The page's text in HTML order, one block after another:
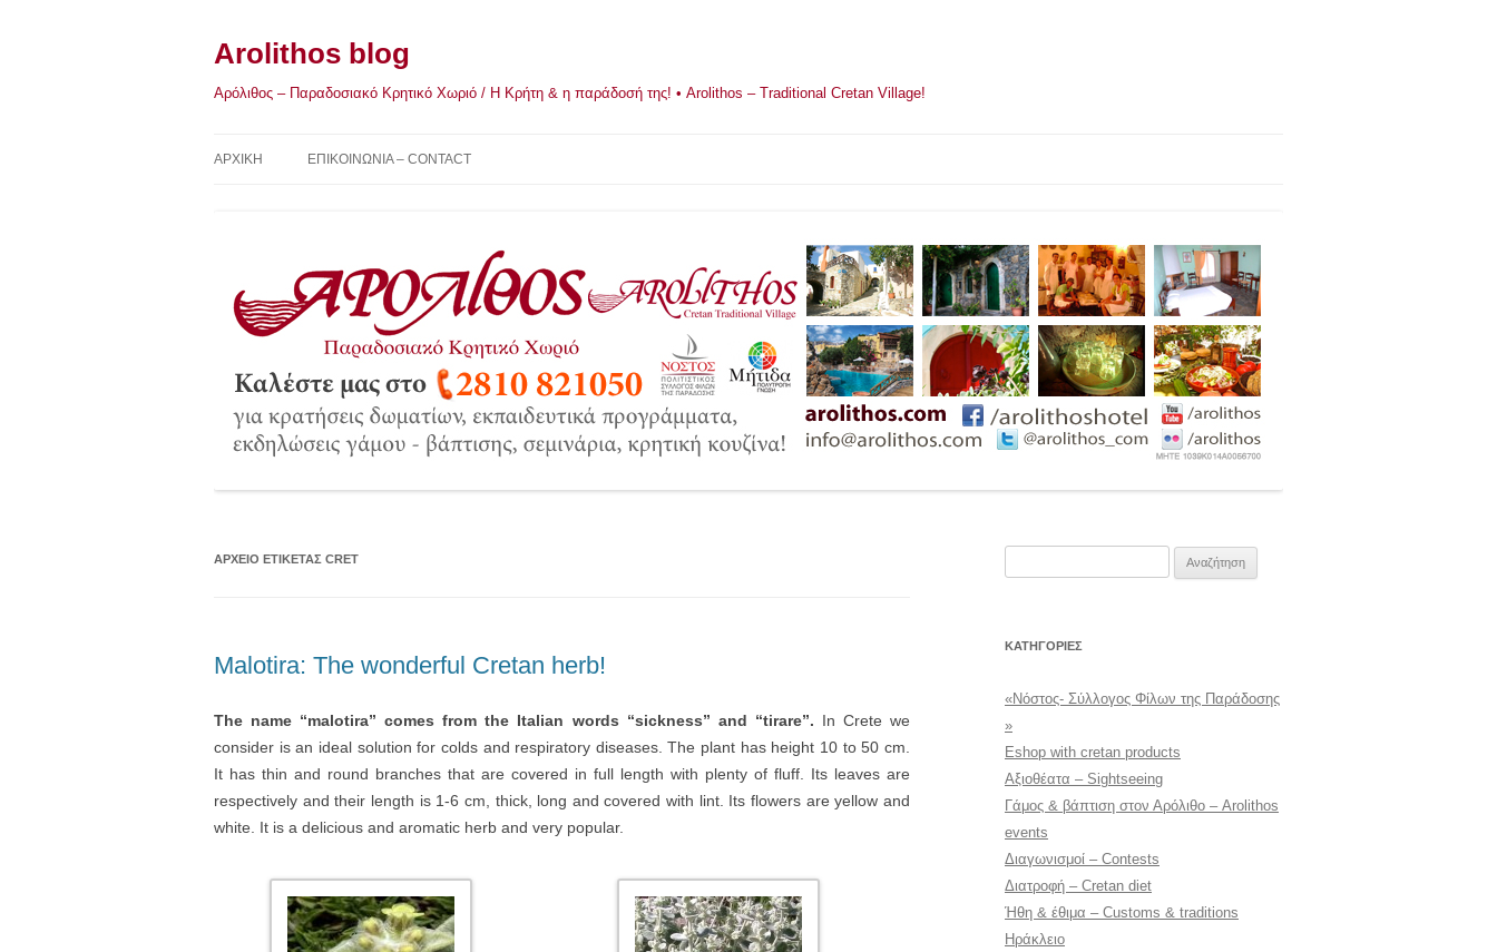
Arolithos blog
Αρόλιθος – Παραδοσιακό Κρητικό Χωριό / Η Κρήτη & η παράδοσή της! • Arolithos – Traditional Cretan Village!
ΑΡΧΙΚΉ ΕΠΙΚΟΙΝΩΝΙΑ – CONTACT
ΑΡΧΕΊΟ ΕΤΙΚΈΤΑΣ CRET
Malotira: The wonderful Cretan herb!
The name “malotira” comes from the Italian words “sickness” and “tirare”. In Crete we
consider is an ideal solution for colds and respiratory diseases. The plant has height 10 to 50 cm.
It has thin and round branches that are covered in full length with plenty of fluff. Its leaves are
respectively and their length is 1-6 cm, thick, long and covered with lint. Its flowers are yellow and
white. It is a delicious and aromatic herb and very popular.
KΑΤΗΓΟΡΊΕΣ
«Νόστος- Σύλλογος Φίλων της Παράδοσης
»
Eshop with cretan products
Αξιοθέατα – Sightseeing
Γάμος & βάπτιση στον Αρόλιθο – Arolithos
events
Διαγωνισμοί – Contests
Διατροφή – Cretan diet
Ήθη & έθιμα – Customs & traditions
Ηράκλειο